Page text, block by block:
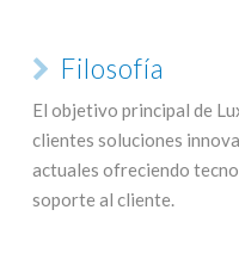
Filosofía
El objetivo principal de
clientes soluciones
actuales ofreciendo
soporte al cliente.